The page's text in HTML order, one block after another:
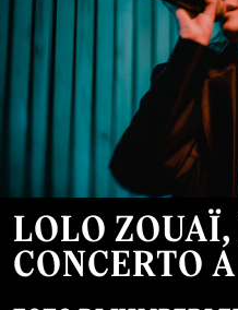
LOLO
CONCERTO